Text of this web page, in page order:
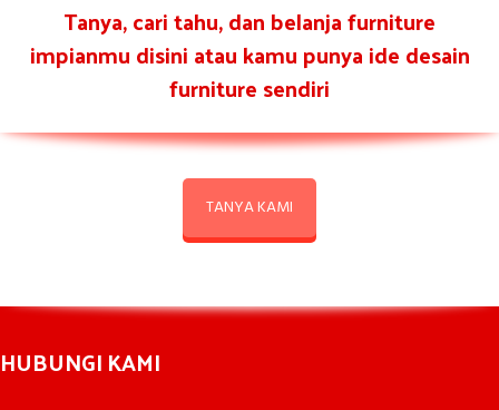
Tanya, cari tahu, dan belanja furniture
impianmu disini atau kamu punya ide desain
furniture sendiri
TANYA KAMI
HUBUNGI KAMI